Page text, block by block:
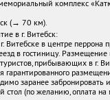
комплекс
(→ 70 км).
в г. Витебск:
Витебске в центре перрона
в гостиницу. Размещение
прибывающих в г.
заранее забронировать
стол (по желанию, оплата на